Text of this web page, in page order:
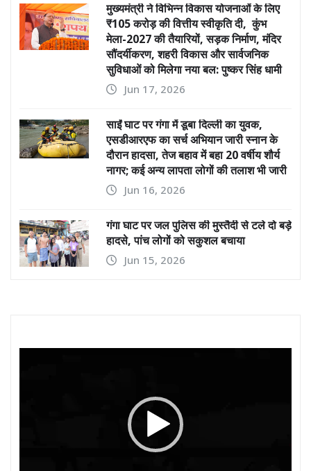
मुख्यमंत्री ने विभिन्न विकास योजनाओं के लिए
₹105 करोड़ की वित्तीय स्वीकृति दी, कुंभ
मेला-2027 की तैयारियों, सड़क निर्माण, मंदिर
सौंदर्यीकरण, शहरी विकास और सार्वजनिक
सुविधाओं को मिलेगा नया बल: पुष्कर सिंह धामी
Jun 17, 2026
साईं घाट पर गंगा में डूबा दिल्ली का युवक,
एसडीआरएफ का सर्च अभियान जारी स्नान के
दौरान हादसा, तेज बहाव में बहा 20 वर्षीय शौर्य
नागर; कई अन्य लापता लोगों की तलाश भी जारी
Jun 16, 2026
गंगा घाट पर जल पुलिस की मुस्तैदी से टले दो बड़े
हादसे, पांच लोगों को सकुशल बचाया
Jun 15, 2026